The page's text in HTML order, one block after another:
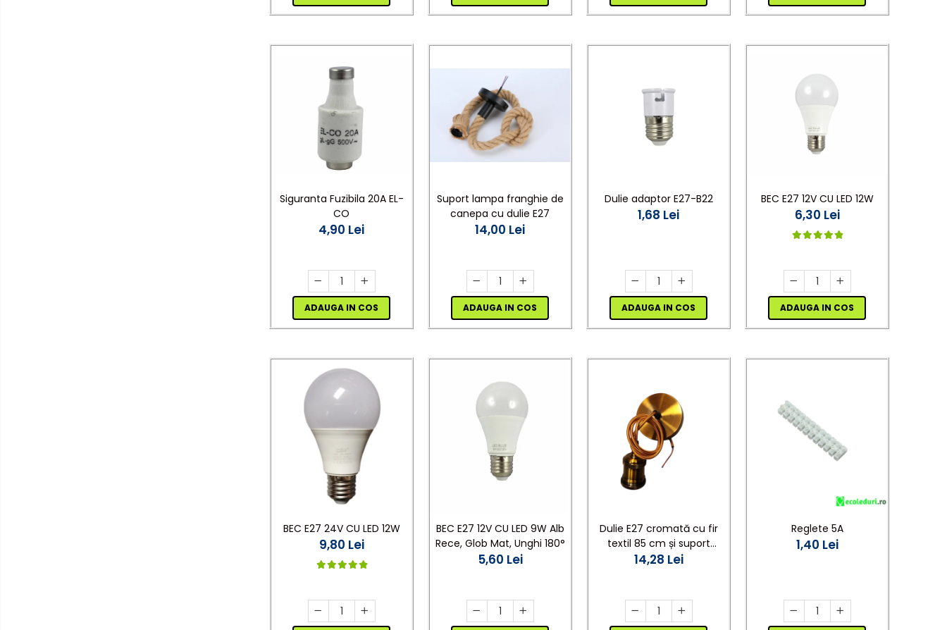
Siguranta Fuzibila 20A EL-
CO
4,90 Lei
ADAUGA IN COS
Suport lampa franghie de
canepa cu dulie E27
14,00 Lei
ADAUGA IN COS
Dulie adaptor E27-B22
1,68 Lei
ADAUGA IN COS
BEC E27 12V CU LED 12W
6,30 Lei
ADAUGA IN COS
BEC E27 24V CU LED 12W
9,80 Lei
BEC E27 12V CU LED 9W Alb
Rece, Glob Mat, Unghi 180°
5,60 Lei
Dulie E27 cromată cu fir
textil 85 cm și suport
plafon Ø10 cm, cu
14,28 Lei
Reglete 5A
1,40 Lei